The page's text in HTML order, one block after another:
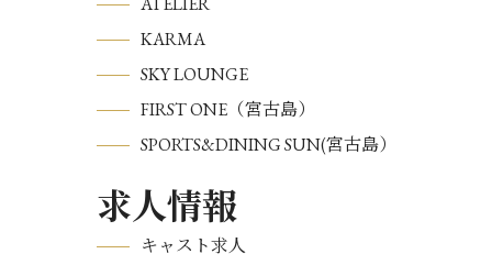
KARMA
SKY LOUNGE
FIRST ONE（宮古島）
SPORTS&DINING SUN(宮古島）
求人情報
キャスト求人